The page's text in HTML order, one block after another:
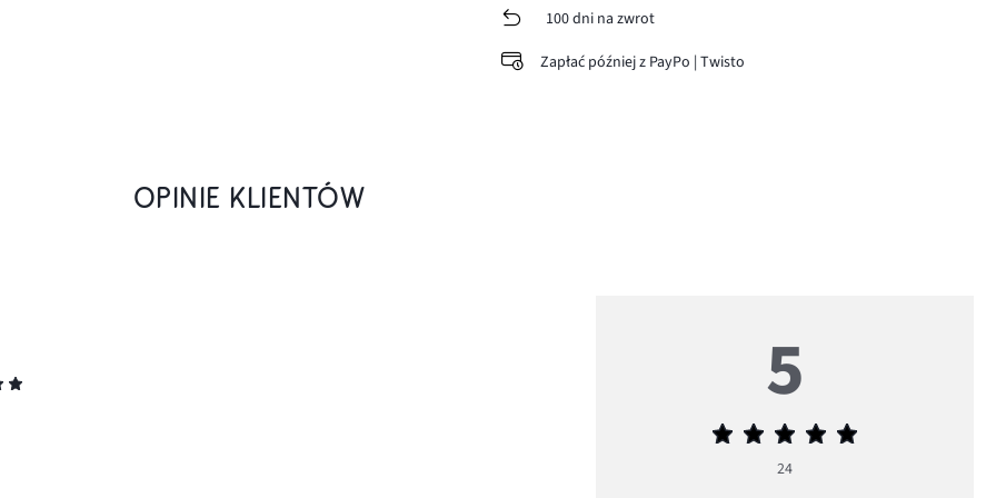
100 dni na zwrot
Zapłać później z PayPo | Twisto
OPINIE KLIENTÓW
5
Średnia
5
24